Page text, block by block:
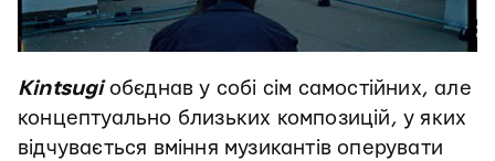
Kintsugiобєднав у собі сім самостійних, але
концептуально близьких композицій, у яких
відчувається вміння музикантів оперувати